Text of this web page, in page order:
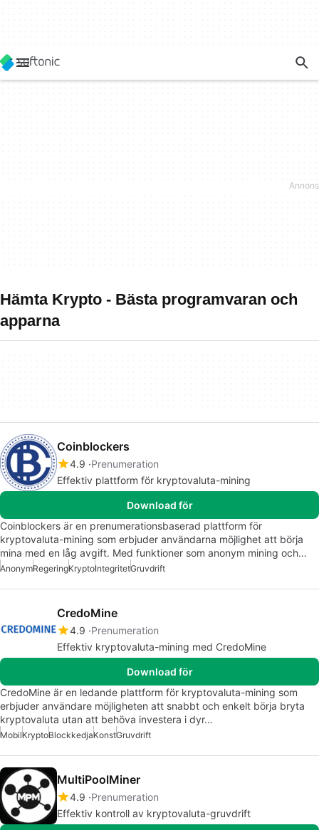
Hämta Krypto - Bästa programvaran och
apparna
Coinblockers
4.9 Prenumeration
Effektiv plattform för kryptovaluta-mining
Download för
Coinblockers är en prenumerationsbaserad plattform för
kryptovaluta-mining som erbjuder användarna möjlighet att börja
mina med en låg avgift. Med funktioner som anonym mining och…
AnonymRegeringKryptoIntegritetGruvdrift
CredoMine
4.9 Prenumeration
Effektiv kryptovaluta-mining med CredoMine
Download för
CredoMine är en ledande plattform för kryptovaluta-mining som
erbjuder användare möjligheten att snabbt och enkelt börja bryta
kryptovaluta utan att behöva investera i dyr…
MobilKryptoBlockkedjaKonstGruvdrift
MultiPoolMiner
4.9 Prenumeration
Effektiv kontroll av kryptovaluta-gruvdrift